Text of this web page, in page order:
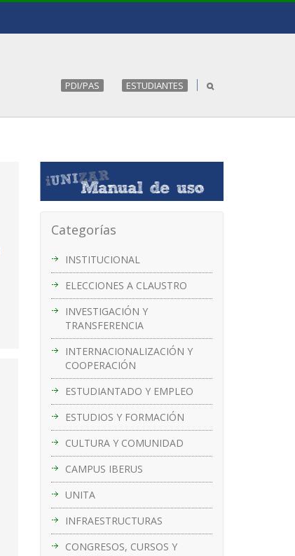
PDI/PAS ESTUDIANTES
Categorías
INSTITUCIONAL
ELECCIONES A CLAUSTRO
INVESTIGACIÓN Y
TRANSFERENCIA
INTERNACIONALIZACIÓN Y
COOPERACIÓN
ESTUDIANTADO Y EMPLEO
ESTUDIOS Y FORMACIÓN
CULTURA Y COMUNIDAD
CAMPUS IBERUS
UNITA
INFRAESTRUCTURAS
CONGRESOS, CURSOS Y